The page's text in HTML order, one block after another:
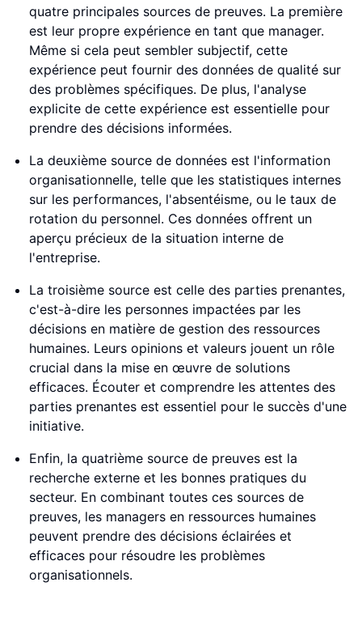
quatre principales sources de preuves. La première
est leur propre expérience en tant que manager.
Même si cela peut sembler subjectif, cette
expérience peut fournir des données de qualité sur
des problèmes spécifiques. De plus, l'analyse
explicite de cette expérience est essentielle pour
prendre des décisions informées.
La deuxième source de données est l'information
organisationnelle, telle que les statistiques internes
sur les performances, l'absentéisme, ou le taux de
rotation du personnel. Ces données offrent un
aperçu précieux de la situation interne de
l'entreprise.
La troisième source est celle des parties prenantes,
c'est-à-dire les personnes impactées par les
décisions en matière de gestion des ressources
humaines. Leurs opinions et valeurs jouent un rôle
crucial dans la mise en œuvre de solutions
efficaces. Écouter et comprendre les attentes des
parties prenantes est essentiel pour le succès d'une
initiative.
Enfin, la quatrième source de preuves est la
recherche externe et les bonnes pratiques du
secteur. En combinant toutes ces sources de
preuves, les managers en ressources humaines
peuvent prendre des décisions éclairées et
efficaces pour résoudre les problèmes
organisationnels.